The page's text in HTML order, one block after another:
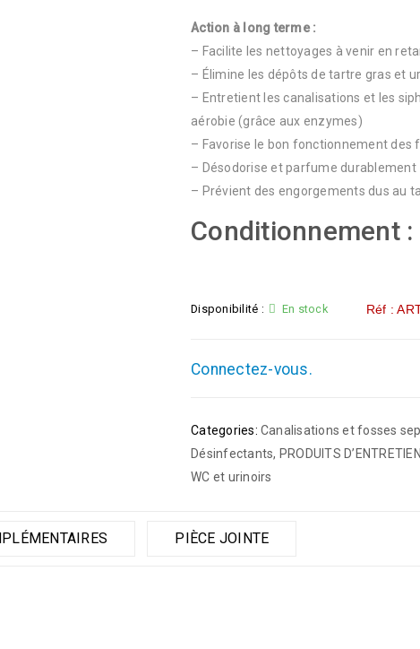
Action à long terme :
– Facilite les nettoyages à venir en
– Élimine les dépôts de tartre gras et
– Entretient les canalisations et les
aérobie (grâce aux enzymes)
– Favorise le bon fonctionnement des
– Désodorise et parfume durablement
– Prévient des engorgements dus au
Conditionnement :
Disponibilité : En stock Réf :
Connectez-vous.
Categories: Canalisations et fosses
Désinfectants, PRODUITS
WC et urinoirs
PIÈCE JOINTE